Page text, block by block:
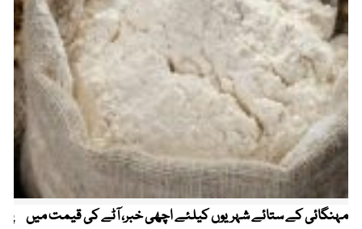
مہنگائی کے ستائے شہریوں کیلئے اچھی خبر، آٹے کی قیمت میں